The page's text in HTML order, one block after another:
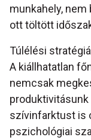
munkahely,
ott töltött
Túlélési
A kiállhatatlan
nemcsak
szívinfarktust is
pszichológiai